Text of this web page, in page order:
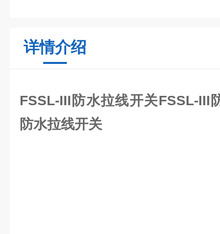
详情介绍
FSSL-III防水拉线开关FSSL-III
防水拉线开关